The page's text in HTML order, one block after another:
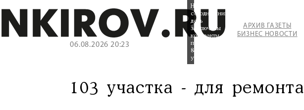
06.08.2026 20:23
АРХИВ ГАЗЕТЫ
БИЗНЕС НОВОСТИ
На
сегодняшний
день
заключены
контракты
по
84
участкам.
103 участка - для ремонта